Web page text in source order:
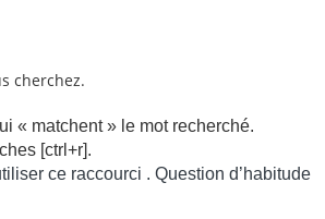
cherchez.
« matchent » le mot recherché.
[ctrl+r].
ce raccourci . Question d’habitude